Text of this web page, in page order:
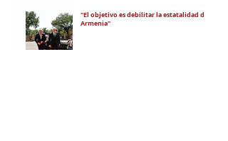
"El objetivo es debilitar la estatalidad de
Armenia"